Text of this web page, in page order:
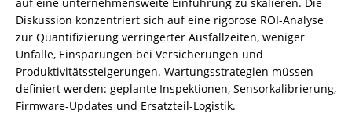
Diskussion konzentriert sich auf eine rigorose ROI-Analyse
zur Quantifizierung verringerter Ausfallzeiten, weniger
Unfälle, Einsparungen bei Versicherungen und
Produktivitätssteigerungen. Wartungsstrategien müssen
definiert werden: geplante Inspektionen, Sensorkalibrierung,
Firmware-Updates und Ersatzteil-Logistik.